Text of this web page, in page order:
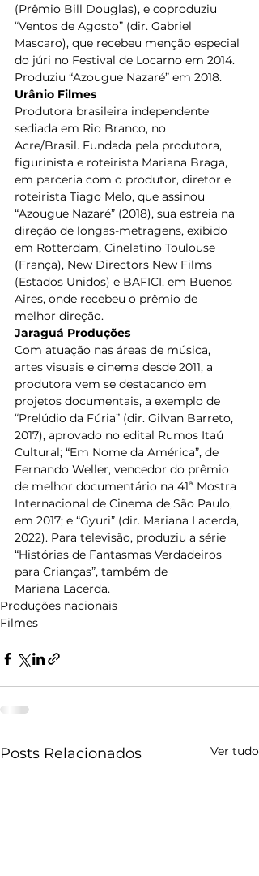
(Prêmio Bill Douglas), e coproduziu
“Ventos de Agosto” (dir. Gabriel
Mascaro), que recebeu menção especial
do júri no Festival de Locarno em 2014.
Produziu “Azougue Nazaré” em 2018.
Urânio Filmes
Produtora brasileira independente
sediada em Rio Branco, no
Acre/Brasil. Fundada pela produtora,
figurinista e roteirista Mariana Braga,
em parceria com o produtor, diretor e
roteirista Tiago Melo, que assinou
“Azougue Nazaré” (2018), sua estreia na
direção de longas-metragens, exibido
em Rotterdam, Cinelatino Toulouse
(França), New Directors New Films
(Estados Unidos) e BAFICI, em Buenos
Aires, onde recebeu o prêmio de
melhor direção.
Jaraguá Produções
Com atuação nas áreas de música,
artes visuais e cinema desde 2011, a
produtora vem se destacando em
projetos documentais, a exemplo de
“Prelúdio da Fúria” (dir. Gilvan Barreto,
2017), aprovado no edital Rumos Itaú
Cultural; “Em Nome da América”, de
Fernando Weller, vencedor do prêmio
de melhor documentário na 41ª Mostra
Internacional de Cinema de São Paulo,
em 2017; e “Gyuri” (dir. Mariana Lacerda,
2022). Para televisão, produziu a série
“Histórias de Fantasmas Verdadeiros
para Crianças”, também de
Mariana Lacerda.
Produções nacionais
Filmes
Posts Relacionados Ver tudo